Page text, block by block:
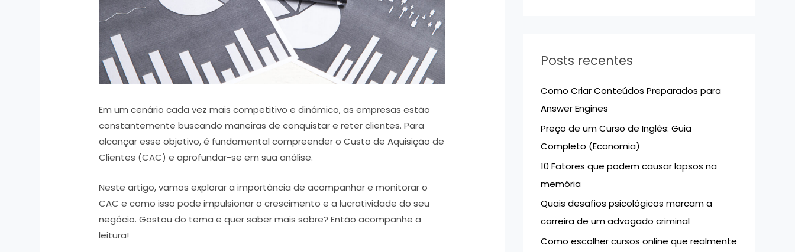
Em um cenário cada vez mais competitivo e dinâmico, as empresas estão
constantemente buscando maneiras de conquistar e reter clientes. Para
alcançar esse objetivo, é fundamental compreender o Custo de Aquisição de
Clientes (CAC) e aprofundar-se em sua análise.
Neste artigo, vamos explorar a importância de acompanhar e monitorar o
CAC e como isso pode impulsionar o crescimento e a lucratividade do seu
negócio. Gostou do tema e quer saber mais sobre? Então acompanhe a
leitura!
a
r
p
o
r
:
Posts recentes
Como Criar Conteúdos Preparados para
Answer Engines
Preço de um Curso de Inglês: Guia
Completo (Economia)
10 Fatores que podem causar lapsos na
memória
Quais desafios psicológicos marcam a
carreira de um advogado criminal
Como escolher cursos online que realmente